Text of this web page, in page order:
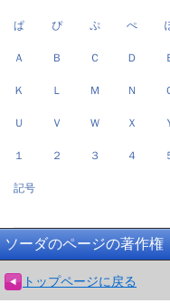
ぱ ぴ ぷ ぺ
Ａ Ｂ Ｃ Ｄ
Ｋ Ｌ Ｍ Ｎ
Ｕ Ｖ Ｗ Ｘ
１ ２ ３ ４
記号
ソーダのページの著作権
トップページに戻る